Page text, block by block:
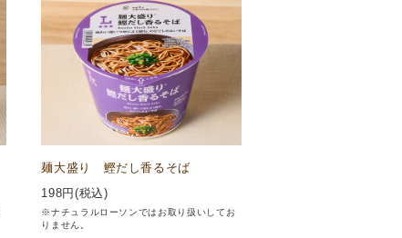
麺大盛り 鰹だし香るそば
198円(税込)
※ナチュラルローソンではお取り扱いしてお
りません。